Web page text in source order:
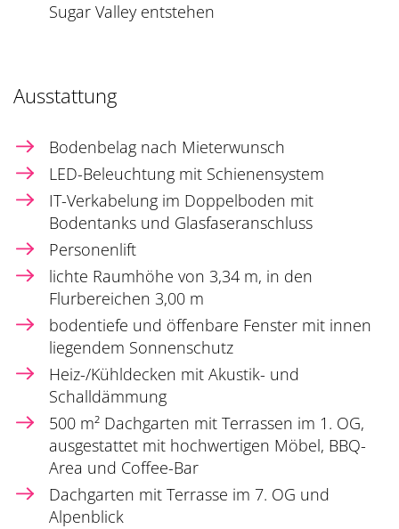
Sugar Valley entstehen
Ausstattung
Bodenbelag nach Mieterwunsch
LED-Beleuchtung mit Schienensystem
IT-Verkabelung im Doppelboden mit
Bodentanks und Glasfaseranschluss
Personenlift
lichte Raumhöhe von 3,34 m, in den
Flurbereichen 3,00 m
bodentiefe und öffenbare Fenster mit innen
liegendem Sonnenschutz
Heiz-/Kühldecken mit Akustik- und
Schalldämmung
500 m² Dachgarten mit Terrassen im 1. OG,
ausgestattet mit hochwertigen Möbel, BBQ-
Area und Coffee-Bar
Dachgarten mit Terrasse im 7. OG und
Alpenblick